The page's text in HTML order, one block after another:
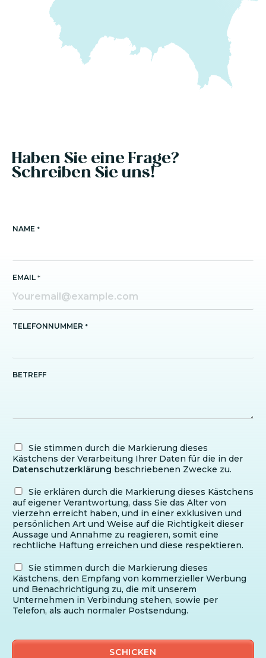
Haben Sie eine Frage?
Schreiben Sie uns!
NAME *
EMAIL *
TELEFONNUMMER *
BETREFF
Sie stimmen durch die Markierung dieses
Kästchens der Verarbeitung Ihrer Daten für die in der
Datenschutzerklärung beschriebenen Zwecke zu.
Sie erklären durch die Markierung dieses Kästchens
auf eigener Verantwortung, dass Sie das Alter von
vierzehn erreicht haben, und in einer exklusiven und
persönlichen Art und Weise auf die Richtigkeit dieser
Aussage und Annahme zu reagieren, somit eine
rechtliche Haftung erreichen und diese respektieren.
Sie stimmen durch die Markierung dieses
Kästchens, den Empfang von kommerzieller Werbung
und Benachrichtigung zu, die mit unserem
Unternehmen in Verbindung stehen, sowie per
Telefon, als auch normaler Postsendung.
SCHICKEN